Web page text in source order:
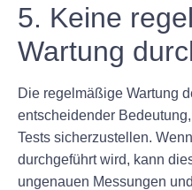
5. Keine
Wartung
Die regelmäßige Wartung
entscheidender
Tests sicherzustellen.
durchgeführt wird, kann
ungenauen Messungen